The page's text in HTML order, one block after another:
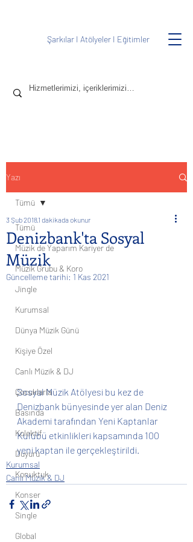
Şarkılar I Atölyeler I Eğitimler
Yazı
Tümü
Müzik de Yaparım Kariyer de
Müzik Grubu & Koro
Jingle
Kurumsal
Dünya Müzik Günü
Kişiye Özel
Canlı Müzik & DJ
Çocuklarla
Basında
Kolektif
Duyuru
Konuktuk
Konser
Single
Global
Tümü
Denizbank'ta Sosyal
Müzik
3 Şub 20181 dakikada okunur
Güncelleme tarihi: 1 Kas 2021
Sosyal Müzik Atölyesi bu kez de
Denizbank bünyesinde yer alan Deniz
Akademi tarafından Yeni Kaptanlar
Kulübü etkinlikleri kapsamında 100
yeni kaptan ile gerçekleştirildi.
Kurumsal
Canlı Müzik & DJ